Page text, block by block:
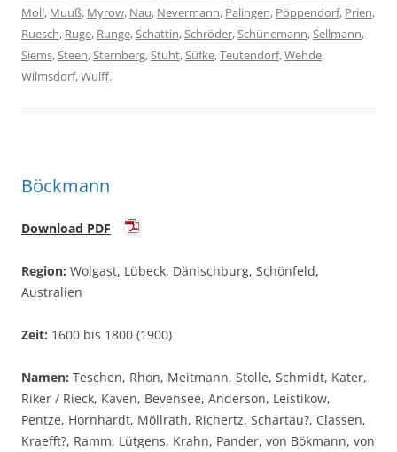
Moll, Muuß, Myrow, Nau, Nevermann, Palingen, Pöppendorf, Prien,
Ruesch, Ruge, Runge,Schattin,Schröder,Schünemann,Sellmann,
Siems,Steen,Sternberg,Stuht,Süfke,Teutendorf,Wehde,
Wilmsdorf,Wulff.
Böckmann
Download PDF
Region: Wolgast, Lübeck, Dänischburg, Schönfeld,
Australien
Zeit: 1600 bis 1800 (1900)
Namen: Teschen, Rhon, Meitmann, Stolle, Schmidt, Kater,
Riker / Rieck, Kaven, Bevensee, Anderson, Leistikow,
Pentze, Hornhardt, Möllrath, Richertz, Schartau?, Classen,
Kraefft?, Ramm, Lütgens, Krahn, Pander, von Bökmann, von